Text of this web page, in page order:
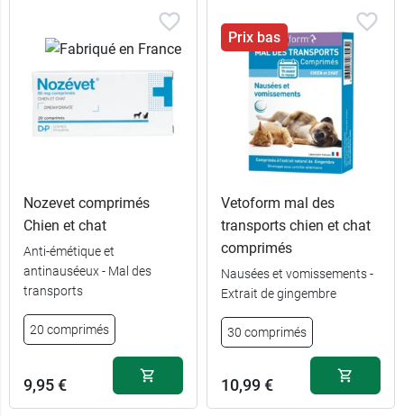
Nozevet comprimés
Chien et chat
Anti-émétique et
antinauséeux - Mal des
transports
20 comprimés
9,95 €
Prix bas
Vetoform mal des
transports chien et chat
comprimés
Nausées et vomissements -
Extrait de gingembre
30 comprimés
10,99 €